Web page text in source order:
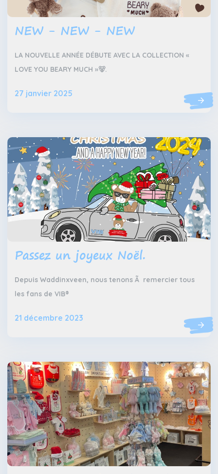
NEW - NEW - NEW
LA NOUVELLE ANNÉE DÉBUTE AVEC LA COLLECTION «
LOVE YOU BEARY MUCH »🐻.
27 janvier 2025
Passez un joyeux Noël.
Depuis Waddinxveen, nous tenons Ã remercier tous
les fans de VIB®
21 décembre 2023